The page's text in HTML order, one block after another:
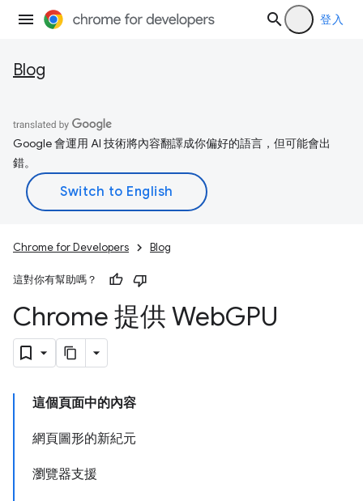
登入
Blog
Google 會運用 AI 技術將內容翻譯成你偏好的語言，但可能會出
錯。
Chrome for Developers Blog
這對你有幫助嗎？
Chrome 提供 WebGPU
這個頁面中的內容
網頁圖形的新紀元
瀏覽器支援